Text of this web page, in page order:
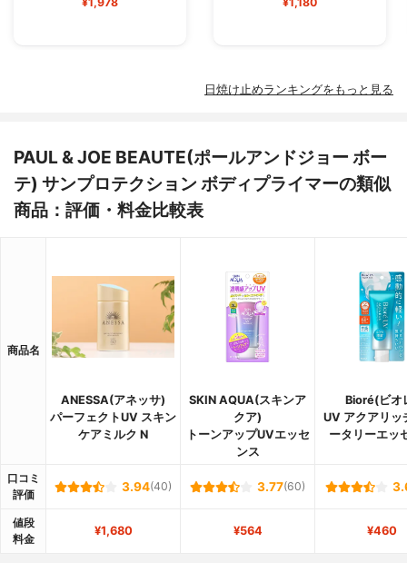
日焼け止めランキングをもっと見る
PAUL & JOE BEAUTE(ポールアンドジョー ボー
テ) サンプロテクション ボディプライマーの類似
商品：評価・料金比較表
商品名
ANESSA(アネッサ)
パーフェクトUV スキン
ケアミルク N
SKIN AQUA(スキンア
クア)
トーンアップUVエッセ
ンス
Bioré(ビオ
UV アクアリッ
ータリーエッ
口コミ
評価
3.94(40) 3.77(60)
値段
料金
¥1,680 ¥564 ¥460